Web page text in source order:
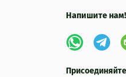
Напишите нам!